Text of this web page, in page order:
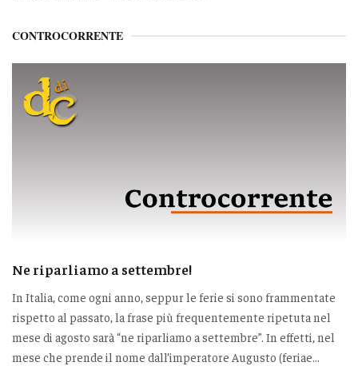
CONTROCORRENTE
Ne riparliamo a settembre!
In Italia, come ogni anno, seppur le ferie si sono frammentate
rispetto al passato, la frase più frequentemente ripetuta nel
mese di agosto sarà “ne riparliamo a settembre”. In effetti, nel
mese che prende il nome dall’imperatore Augusto (feriae...